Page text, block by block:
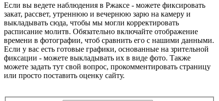
Если вы ведете наблюдения в Ржаксе - можете фиксировать
закат, рассвет, утреннюю и вечернюю зарю на камеру и
выкладывать сюда, чтобы мы могли корректировать
расписание молитв. Обязательно включайте отображение
времени в фотографии, чтоб сравнить его с нашими данными.
Если у вас есть готовые графики, основанные на зрительной
фиксации - можете выкладывать их в виде фото. Также
можете задать тут свой вопрос, прокомментировать страницу
или просто поставить оценку сайту.